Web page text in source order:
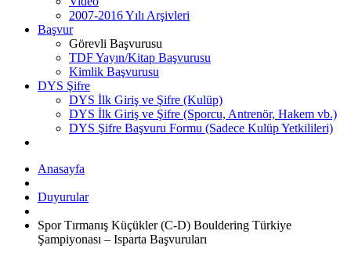
2007-2016 Yılı Arşivleri
Başvur
Görevli Başvurusu
TDF Yayın/Kitap Başvurusu
Kimlik Başvurusu
DYS Şifre
DYS İlk Giriş ve Şifre (Kulüp)
DYS İlk Giriş ve Şifre (Sporcu, Antrenör, Hakem vb.)
DYS Şifre Başvuru Formu (Sadece Kulüp Yetkilileri)
Anasayfa
Duyurular
Spor Tırmanış Küçükler (C-D) Bouldering Türkiye
Şampiyonası – Isparta Başvuruları